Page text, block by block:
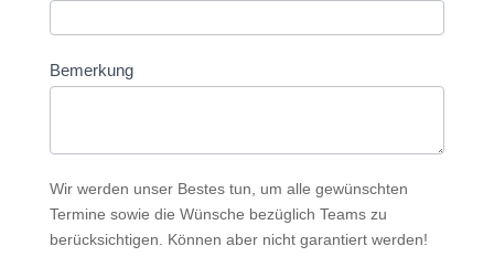
Bemerkung
Wir werden unser Bestes tun, um alle gewünschten
Termine sowie die Wünsche bezüglich Teams zu
berücksichtigen. Können aber nicht garantiert werden!